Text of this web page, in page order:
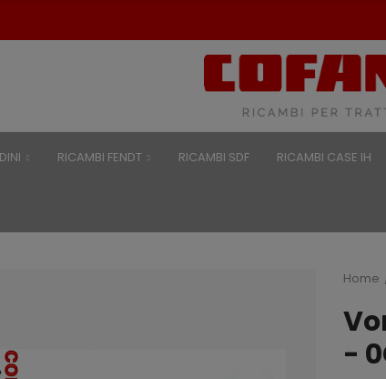
RICAMBI FENDT RICAMBI SDF RICAMBI CASE IH
Home
-